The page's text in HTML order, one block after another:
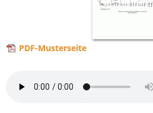
PDF-Musterseite